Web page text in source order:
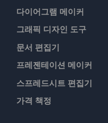
다이어그램 메이커
그래픽 디자인 도구
문서 편집기
프레젠테이션 메이커
스프레드시트 편집기
가격 책정